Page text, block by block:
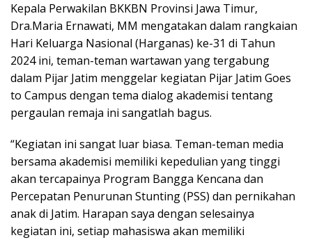
Kepala Perwakilan BKKBN Provinsi Jawa Timur,
Dra.Maria Ernawati, MM mengatakan dalam rangkaian
Hari Keluarga Nasional (Harganas) ke-31 di Tahun
2024 ini, teman-teman wartawan yang tergabung
dalam Pijar Jatim menggelar kegiatan Pijar Jatim Goes
to Campus dengan tema dialog akademisi tentang
pergaulan remaja ini sangatlah bagus.
“Kegiatan ini sangat luar biasa. Teman-teman media
bersama akademisi memiliki kepedulian yang tinggi
akan tercapainya Program Bangga Kencana dan
Percepatan Penurunan Stunting (PSS) dan pernikahan
anak di Jatim. Harapan saya dengan selesainya
kegiatan ini, setiap mahasiswa akan memiliki